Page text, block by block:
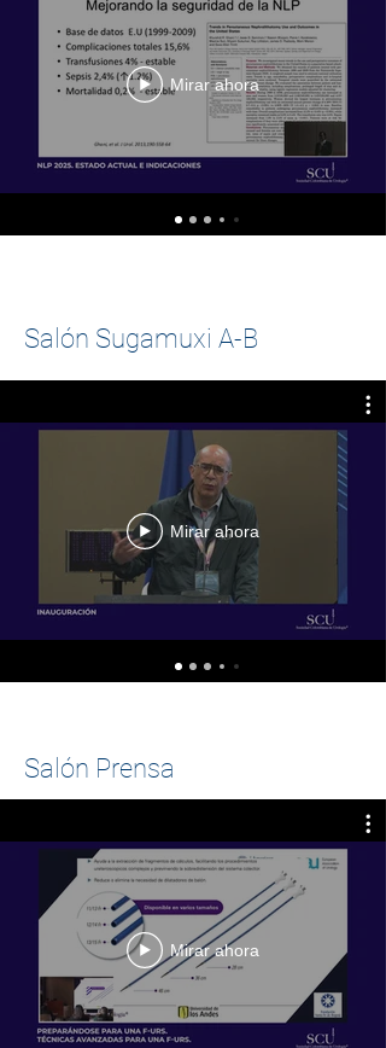
Mirar ahora
Salón Sugamuxi A-B
Mirar ahora
Salón Prensa
Mirar ahora